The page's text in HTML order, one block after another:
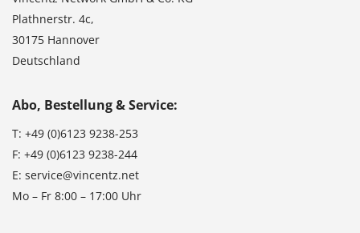
Plathnerstr. 4c,
30175 Hannover
Deutschland
Abo, Bestellung & Service:
T: +49 (0)6123 9238-253
F: +49 (0)6123 9238-244
E: service@vincentz.net
Mo – Fr 8:00 – 17:00 Uhr